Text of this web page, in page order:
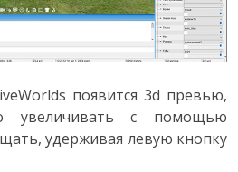
появится 3d превью,
увеличивать с помощью
удерживая левую кнопку